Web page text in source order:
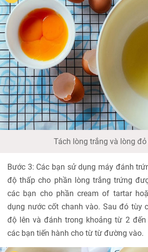
Tách lòng trắng và lòng đỏ
Bước 3: Các bạn sử dụng máy đánh
độ thấp cho phần lòng trắng trứng
các bạn cho phần cream of tartar
dụng nước cốt chanh vào. Sau đó tùy
độ lên và đánh trong khoảng từ 2
các bạn tiến hành cho từ từ đường vào.